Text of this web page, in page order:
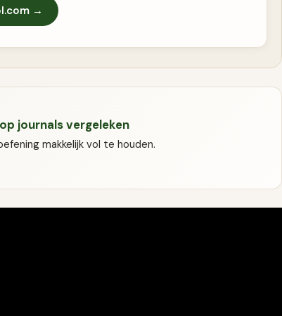
→
journals vergeleken
makkelijk vol te houden.